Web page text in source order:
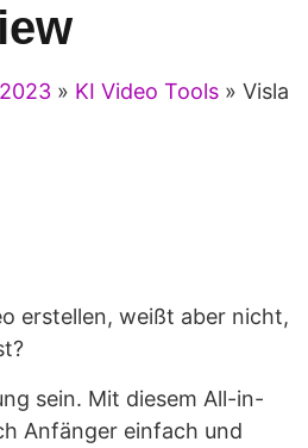
» KI Video Tools » Visla
erstellen, weißt aber nicht,
sein. Mit diesem All-in-
Anfänger einfach und